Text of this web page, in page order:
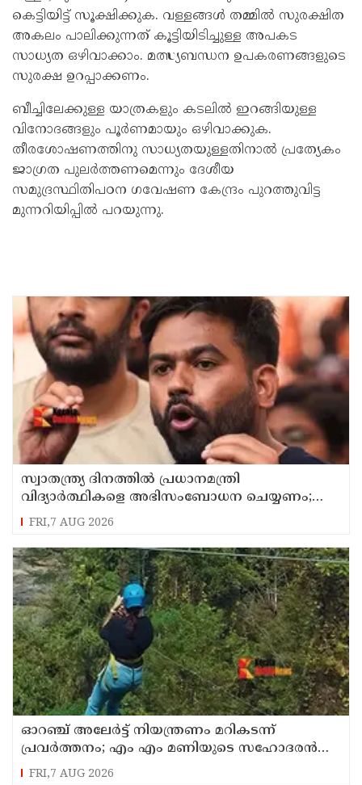
കെട്ടിയിട്ട് സൂക്ഷിക്കുക. വള്ളങ്ങള്‍ തമ്മില്‍ സുരക്ഷിത
അകലം പാലിക്കുന്നത് കൂട്ടിയിടിച്ചുള്ള അപകട
സാധ്യത ഒഴിവാക്കാം. മത്സ്യബന്ധന ഉപകരണങ്ങളുടെ
സുരക്ഷ ഉറപ്പാക്കണം.
ബീച്ചിലേക്കുള്ള യാത്രകളും കടലില്‍ ഇറങ്ങിയുള്ള
വിനോദങ്ങളും പൂർണമായും ഒഴിവാക്കുക.
തീരശോഷണത്തിനു സാധ്യതയുള്ളതിനാല്‍ പ്രത്യേകം
ജാഗ്രത പുലർത്തണമെന്നും ദേശീയ
സമുദ്രസ്ഥിതിപഠന ഗവേഷണ കേന്ദ്രം പുറത്തുവിട്ട
മുന്നറിയിപ്പില്‍ പറയുന്നു.
സ്വാതന്ത്ര്യ ദിനത്തില്‍ പ്രധാനമന്ത്രി
വിദ്യാര്‍ത്ഥികളെ അഭിസംബോധന ചെയ്യണം;
ആവശ്യവുമായി അഭിജീത് ദീപ്കെ
FRI,7 AUG 2026
ഓറഞ്ച് അലേര്‍ട്ട് നിയന്ത്രണം മറികടന്ന്
പ്രവര്‍ത്തനം; എം എം മണിയുടെ സഹോദരന്‍
നടത്തുന്ന സിപ് ലൈന്‍ പൂട്ടിച്ച് അധികൃതര്‍
FRI,7 AUG 2026